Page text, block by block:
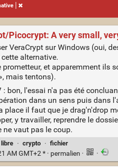
Picocrypt: A very small,
VeraCrypt sur Windows (oui,
alternative.
prometteur, et apparemment ils
mais tentons).
: bon, l'essai n'a pas été
dans un sens puis dans
place il faut que je drag'n'drop
y travailler, reprendre le
ne vaut pas le coup.
libre · crypto · fichier
AM GMT+2 * · permalien · ·